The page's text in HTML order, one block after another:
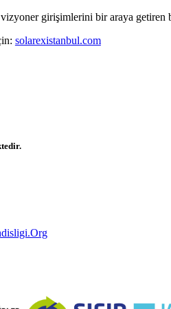
girişimlerini bir araya
solarexistanbul.com